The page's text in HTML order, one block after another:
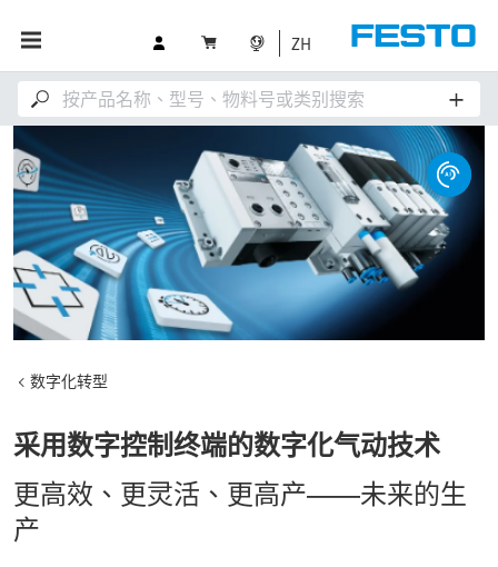
ZH
数字化转型
采用数字控制终端的数字化气动技术
更高效、更灵活、更高产——未来的生
产